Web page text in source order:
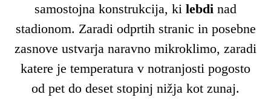
samostojna konstrukcija, ki lebdi nad
stadionom. Zaradi odprtih stranic in posebne
zasnove ustvarja naravno mikroklimo, zaradi
katere je temperatura v notranjosti pogosto
od pet do deset stopinj nižja kot zunaj.